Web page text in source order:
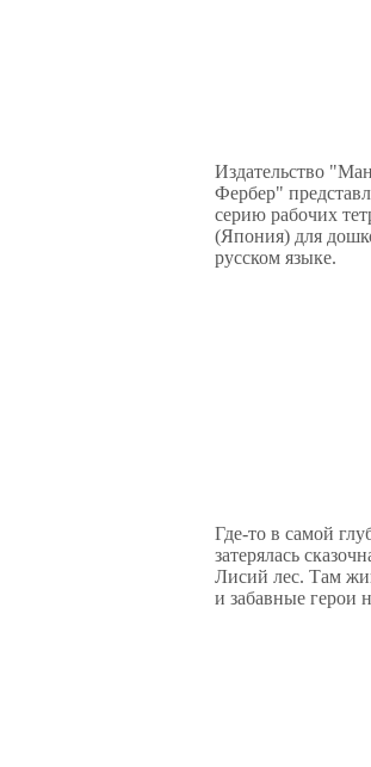
Издательство
Фербер"
серию рабочих
(Япония) для
русском языке.
Где-то в самой
затерялась
Лисий лес. Там
и забавные герои